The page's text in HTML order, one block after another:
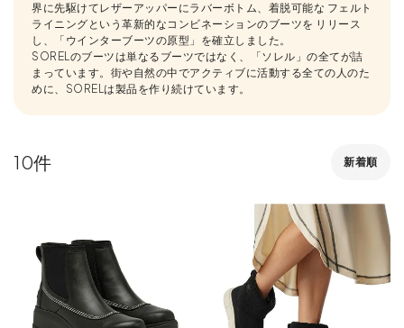
界に先駆けてレザーアッパーにラバーボトム、着脱可能な フェルト
ライニングという革新的なコンビネーションのブーツを リリース
し、「ウインターブーツの原型」を確立しました。
SORELのブーツは単なるブーツではなく、「ソレル」の全てが詰
まっています。街や自然の中でアクティブに活動する全ての人のた
めに、SORELは製品を作り続けています。
新着順
10